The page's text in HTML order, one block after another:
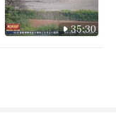
35:30